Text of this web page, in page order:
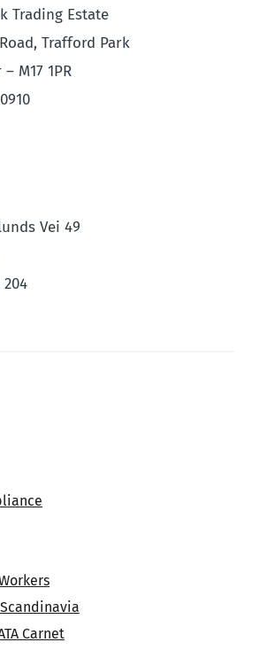
Trading Estate
Trafford Park
M17 1PR
Vei 49
204
Carnet